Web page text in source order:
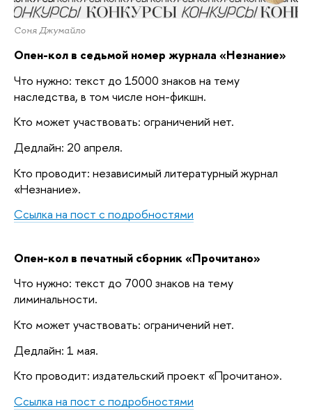
Соня Джумайло
Опен-кол в седьмой номер журнала «Незнание»
Что нужно: текст до 15000 знаков на тему
наследства, в том числе нон-фикшн.
Кто может участвовать: ограничений нет.
Дедлайн: 20 апреля.
Кто проводит: независимый литературный журнал
«Незнание».
Ссылка на пост с подробностями
Опен-кол в печатный сборник «Прочитано»
Что нужно: текст до 7000 знаков на тему
лиминальности.
Кто может участвовать: ограничений нет.
Дедлайн: 1 мая.
Кто проводит: издательский проект «Прочитано».
Ссылка на пост с подробностями